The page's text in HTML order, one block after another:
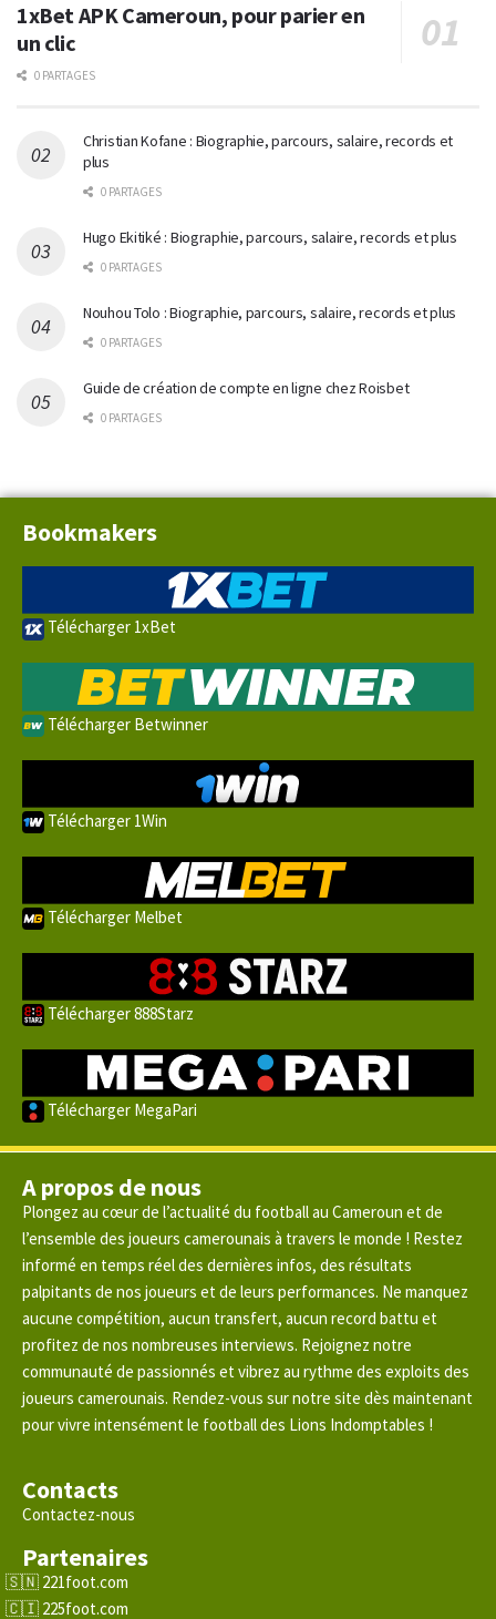
1xBet APK Cameroun, pour parier en
un clic
0 PARTAGES
Christian Kofane : Biographie, parcours, salaire, records et
plus
0 PARTAGES
Hugo Ekitiké : Biographie, parcours, salaire, records et plus
0 PARTAGES
Nouhou Tolo : Biographie, parcours, salaire, records et plus
0 PARTAGES
Guide de création de compte en ligne chez Roisbet
0 PARTAGES
Bookmakers
Télécharger 1xBet
Télécharger Betwinner
Télécharger 1Win
Télécharger Melbet
Télécharger 888Starz
Télécharger MegaPari
A propos de nous
Plongez au cœur de l’actualité du football au Cameroun et de
l’ensemble des joueurs camerounais à travers le monde ! Restez
informé en temps réel des dernières infos, des résultats
palpitants de nos joueurs et de leurs performances. Ne manquez
aucune compétition, aucun transfert, aucun record battu et
profitez de nos nombreuses interviews. Rejoignez notre
communauté de passionnés et vibrez au rythme des exploits des
joueurs camerounais. Rendez-vous sur notre site dès maintenant
pour vivre intensément le football des Lions Indomptables !
Contacts
Contactez-nous
Partenaires
221foot.com
225foot.com